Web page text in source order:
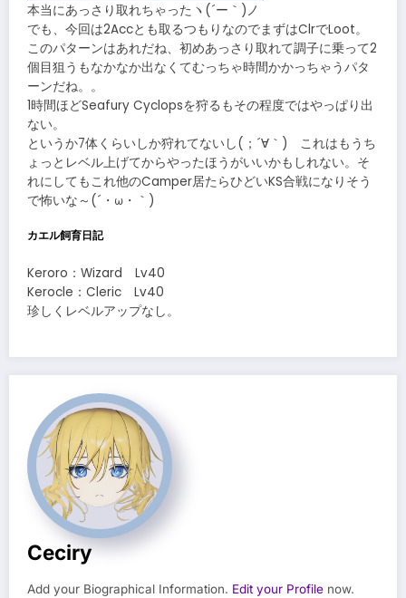
本当にあっさり取れちゃったヽ(´ー｀)ノ
でも、今回は2Accとも取るつもりなのでまずはClrでLoot。
このパターンはあれだね、初めあっさり取れて調子に乗って2
個目狙うもなかなか出なくてむっちゃ時間かかっちゃうパタ
ーンだね。。
1時間ほどSeafury Cyclopsを狩るもその程度ではやっぱり出
ない。
というか7体くらいしか狩れてないし(；´∀｀) これはもうち
ょっとレベル上げてからやったほうがいいかもしれない。そ
れにしてもこれ他のCamper居たらひどいKS合戦になりそう
で怖いな～(´・ω・｀)
カエル飼育日記
Keroro：Wizard Lv40
Kerocle：Cleric Lv40
珍しくレベルアップなし。
Ceciry
Add your Biographical Information. Edit your Profile now.